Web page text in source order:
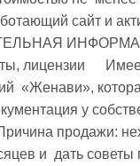
соглашение с
«Женави»,
у
и  дать